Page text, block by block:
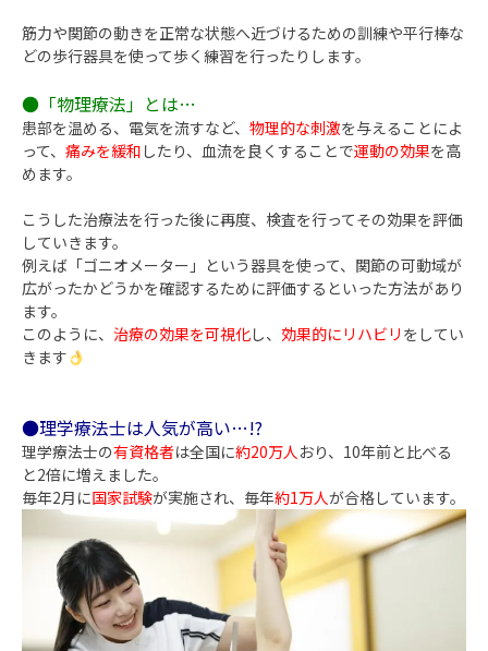
筋力や関節の動きを正常な状態へ近づけるための訓練や平行棒な
どの歩行器具を使って歩く練習を行ったりします。
●「物理療法」とは…
患部を温める、電気を流すなど、 物理的な刺激を与えることによ
って、 痛みを緩和 したり、血流を良くすることで運動の効果を高
めます。
こうした治療法を行った後に再度、検査を行ってその効果を評価
していきます。
例えば「ゴニオメーター」という器具を使って、関節の可動域が
広がったかどうかを確認するために評価するといった方法があり
ます。
このように、 治療の効果を可視化し、 効果的にリハビリ をしてい
きます
●理学療法士は人気が高い…!?
理学療法士の有資格者は全国に約20万人おり、10年前と比べる
と2倍に増えました。
毎年2月に国家試験が実施され、毎年約1万人が合格しています。